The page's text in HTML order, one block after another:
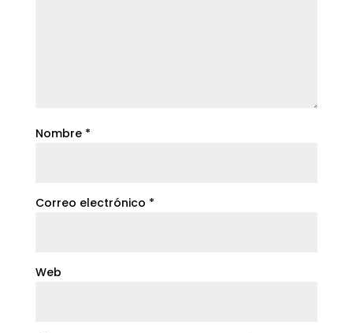
Nombre *
Correo electrónico *
Web